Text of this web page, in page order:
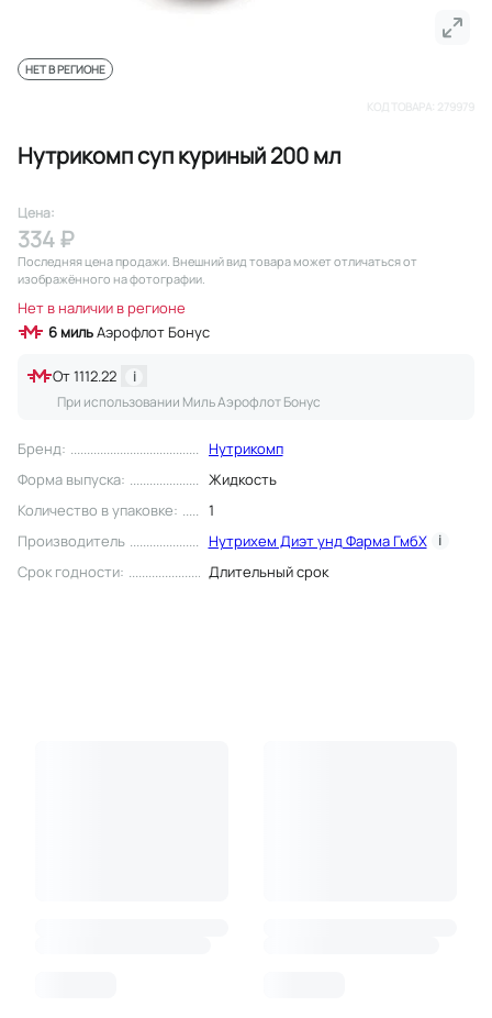
Нутрикомп суп куриный 200 мл
НЕТ В РЕГИОНЕ
Бренд:
Нутрикомп
Форма выпуска:
Жидкость
Количество в упаковке:
1
Производитель
Нутрихем Диэт унд Фарма ГмбХ i
Срок годности: Длительный срок
Цена:
334 ₽
Последняя цена продажи. Внешний вид товара может отличаться от
изображённого на фотографии.
Нет в наличии в регионе
6 мильАэрофлот Бонус
От1112.22
i
При использовании Миль Аэрофлот Бонус